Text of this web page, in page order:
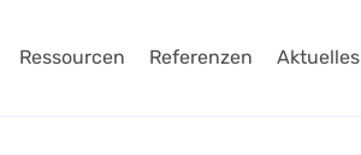
Ressourcen Referenzen Aktuelles